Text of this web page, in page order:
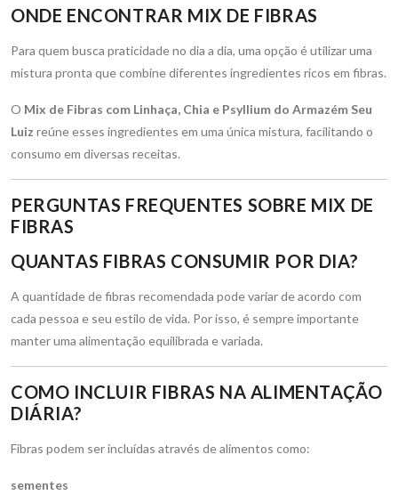
ONDE ENCONTRAR MIX DE FIBRAS
Para quem busca praticidade no dia a dia, uma opção é utilizar uma
mistura pronta que combine diferentes ingredientes ricos em fibras.
O Mix de Fibras com Linhaça, Chia e Psyllium do Armazém Seu
Luiz reúne esses ingredientes em uma única mistura, facilitando o
consumo em diversas receitas.
PERGUNTAS FREQUENTES SOBRE MIX DE
FIBRAS
QUANTAS FIBRAS CONSUMIR POR DIA?
A quantidade de fibras recomendada pode variar de acordo com
cada pessoa e seu estilo de vida. Por isso, é sempre importante
manter uma alimentação equilibrada e variada.
COMO INCLUIR FIBRAS NA ALIMENTAÇÃO
DIÁRIA?
Fibras podem ser incluídas através de alimentos como:
sementes